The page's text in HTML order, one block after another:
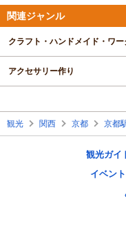
関連ジャンル
クラフト・ハンドメイド・ワ
アクセサリー作り
観光 関西 京都 京都
観光ガイ
イベン